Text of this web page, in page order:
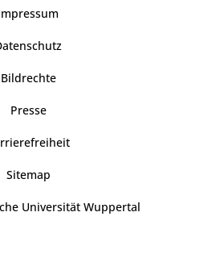
Bildrechte
Presse
Sitemap
Universität Wuppertal